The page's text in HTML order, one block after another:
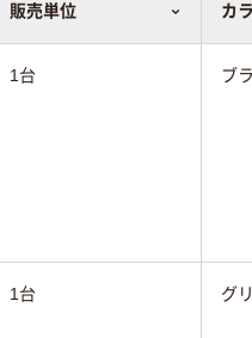
販売単位 カ
1台 ブ
1台 グ